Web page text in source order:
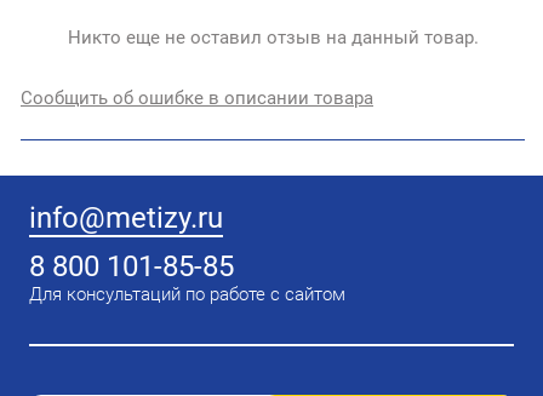
Никто еще не оставил отзыв на данный товар.
Сообщить об ошибке в описании товара
info@metizy.ru
8 800 101-85-85
Для консультаций по работе с сайтом